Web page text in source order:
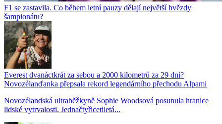
F1 se zastavila. Co během letní pauzy dělají největší hvězdy
šampionátu?
Everest dvanáctkrát za sebou a 2000 kilometrů za 29 dní?
Novozélanďanka přepsala rekord legendárního přechodu Alpami
Novozélandská ultraběžkyně Sophie Woodsová posunula hranice
lidské vytrvalosti. Jednačtyřicetiletá...